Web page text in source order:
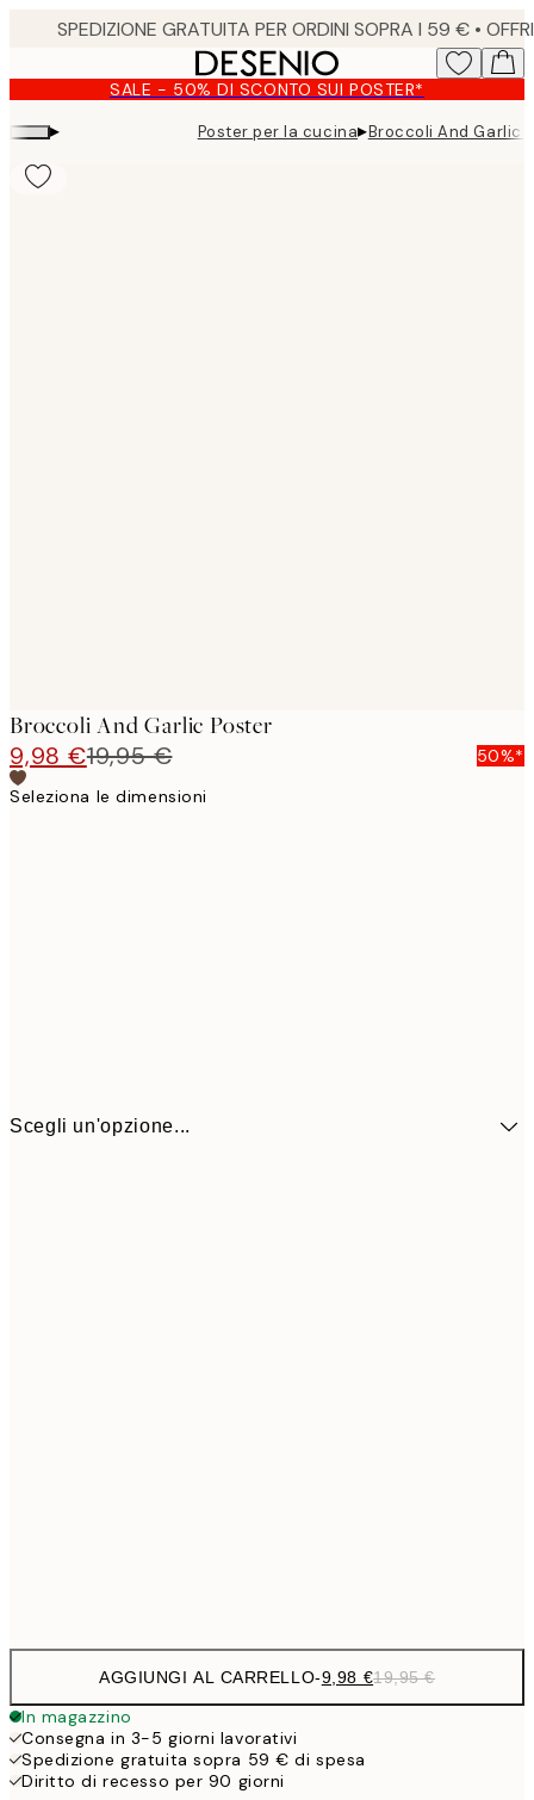
content.
SALE - 50% DI SCONTO SUI POSTER*
▸ Poster per la cucina▸Broccoli And Garlic
Broccoli And Garlic Poster
9,98 €19,95 €
50%*
Seleziona le dimensioni
Scegli un'opzione...
AGGIUNGI AL CARRELLO-9,98 €19,95 €
In magazzino
Consegna in 3-5 giorni lavorativi
Spedizione gratuita sopra 59 € di spesa
Diritto di recesso per 90 giorni